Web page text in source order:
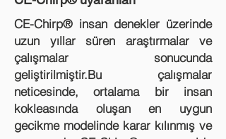
CE-Chirp® insan denekler üzerinde
uzun yıllar süren araştırmalar ve
çalışmalar sonucunda
geliştirilmiştir.Bu çalışmalar
neticesinde, ortalama bir insan
kokleasında oluşan en uygun
gecikme modelinde karar kılınmış ve